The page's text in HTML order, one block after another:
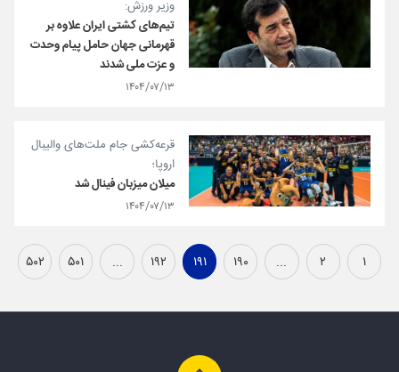
وزیر ورزش:
تیم‌های کشتی ایران علاوه بر
قهرمانی جهان حامل پیام وحدت
و عزت ملی‌ شدند
۱۴۰۴/۰۷/۱۳
قرعه‌کشی جام ملت‌های والیبال‌
اروپا؛
میلان میزبان فینال شد
۱۴۰۴/۰۷/۱۳
۱ ۲ ... ۱۹۰ ۱۹۱ ۱۹۲ ... ۵۰۱ ۵۰۲